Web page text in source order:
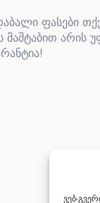
ვებ-
ფასები
მაშტაბით არის